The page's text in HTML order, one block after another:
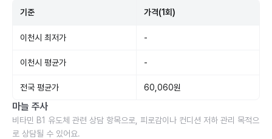
기준 가격(1회)
이천시 최저가 -
이천시 평균가 -
전국 평균가 60,060원
마늘 주사
비타민 B1 유도체 관련 상담 항목으로, 피로감이나 컨디션 저하 관리 목적으
로 상담될 수 있어요.